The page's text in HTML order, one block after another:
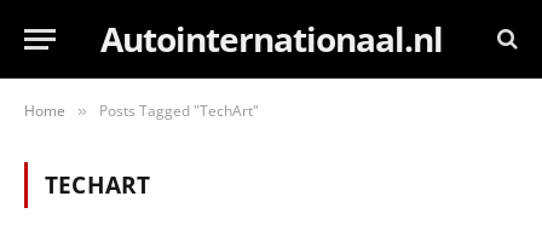
Autointernationaal.nl
Home » Posts Tagged "TechArt"
TECHART